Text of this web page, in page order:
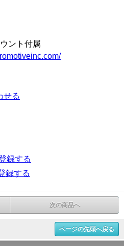
ント付属
せる
録する
録する
次の商品へ
ページの先頭へ戻る